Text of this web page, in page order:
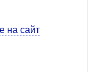
на сайт